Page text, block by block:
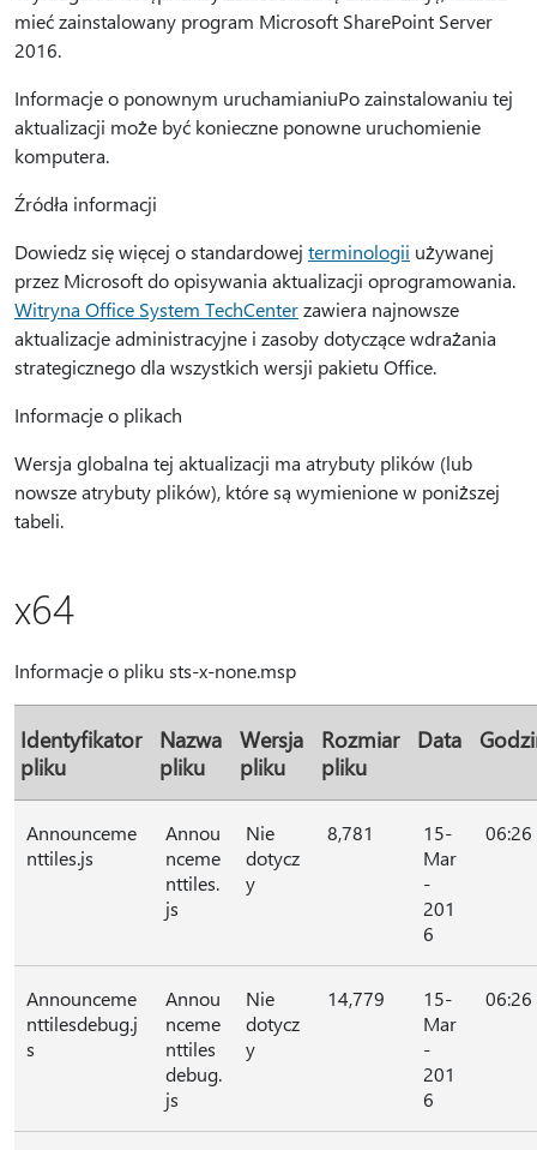
mieć zainstalowany program Microsoft SharePoint Server
2016.
Informacje o ponownym uruchamianiuPo zainstalowaniu tej
aktualizacji może być konieczne ponowne uruchomienie
komputera.
Źródła informacji
Dowiedz się więcej o standardowej terminologii używanej
przez Microsoft do opisywania aktualizacji oprogramowania.
Witryna Office System TechCenterzawiera najnowsze
aktualizacje administracyjne i zasoby dotyczące wdrażania
strategicznego dla wszystkich wersji pakietu Office.
Informacje o plikach
Wersja globalna tej aktualizacji ma atrybuty plików (lub
nowsze atrybuty plików), które są wymienione w poniższej
tabeli.
x64
Informacje o pliku sts-x-none.msp
Identyfikator
pliku
Nazwa
pliku
Wersja
pliku
Rozmiar
pliku
Data
Announceme
nttiles.js
Annou
nceme
nttiles.
js
Nie
dotycz
y
8,781
15-
Mar
-
201
6
06:26
Announceme
nttilesdebug.j
s
Annou
nceme
nttiles
debug.
js
Nie
dotycz
y
14,779
15-
Mar
-
201
6
06:26